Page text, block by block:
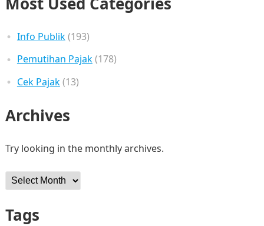
Info Publik(193)
Pemutihan Pajak(178)
Cek Pajak(13)
Archives
Try looking in the monthly archives.
Archives
Tags